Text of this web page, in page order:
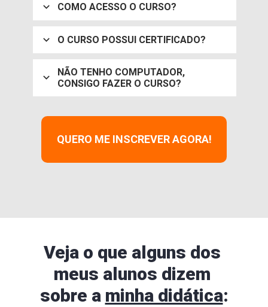
COMO ACESSO O CURSO?
O CURSO POSSUI CERTIFICADO?
NÃO TENHO COMPUTADOR,
CONSIGO FAZER O CURSO?
QUERO ME INSCREVER AGORA!
Veja o que alguns dos
meus alunos dizem
sobre a minha didática: